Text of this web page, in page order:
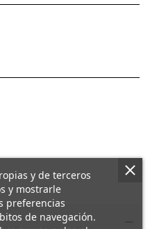
y de terceros
y mostrarle
preferencias
de navegación.